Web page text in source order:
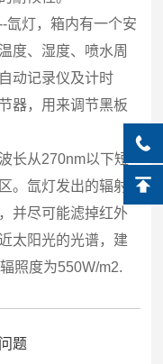
氙灯，箱内有一个安
度、湿度、喷水周
动记录仪及计时
器，用来调节黑板
长从270nm以下短
。氙灯发出的辐射
并尽可能滤掉红外
太阳光的光谱，建
照度为550W/m2.
题